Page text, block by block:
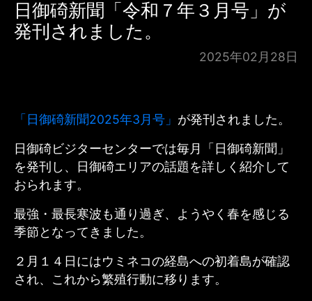
日御碕新聞「令和７年３月号」が
発刊されました。
2025年02月28日
「日御碕新聞2025年3月号」 が発刊されました。
日御碕ビジターセンターでは毎月「日御碕新聞」
を発刊し、日御碕エリアの話題を詳しく紹介して
おられます。
最強・最長寒波も通り過ぎ、ようやく春を感じる
季節となってきました。
２月１４日にはウミネコの経島への初着島が確認
され、これから繁殖行動に移ります。